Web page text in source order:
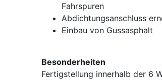
Fahrspuren
Abdichtungsanschluss
Einbau von Gussasphalt
Besonderheiten
Fertigstellung innerhalb der 6